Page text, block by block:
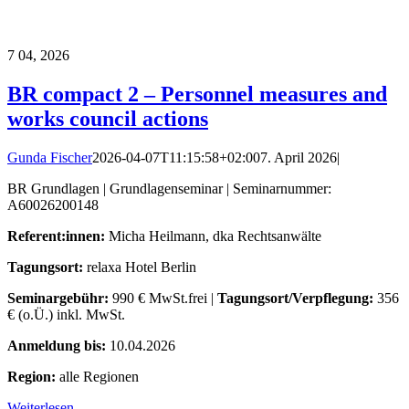
7 04, 2026
BR compact 2 – Personnel measures and
works council actions
Gunda Fischer2026-04-07T11:15:58+02:007. April 2026|
BR Grundlagen | Grundlagenseminar | Seminarnummer:
A60026200148
Referent:innen: Micha Heilmann, dka Rechtsanwälte
Tagungsort: relaxa Hotel Berlin
Seminargebühr: 990 € MwSt.frei | Tagungsort/Verpflegung: 356
€ (o.Ü.) inkl. MwSt.
Anmeldung bis: 10.04.2026
Region: alle Regionen